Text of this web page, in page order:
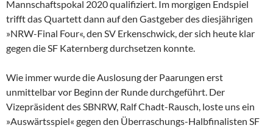
Mannschaftspokal 2020 qualifiziert. Im morgigen Endspiel
trifft das Quartett dann auf den Gastgeber des diesjährigen
»NRW-Final Four«, den SV Erkenschwick, der sich heute klar
gegen die SF Katernberg durchsetzen konnte.
Wie immer wurde die Auslosung der Paarungen erst
unmittelbar vor Beginn der Runde durchgeführt. Der
Vizepräsident des SBNRW, Ralf Chadt-Rausch, loste uns ein
»Auswärtsspiel« gegen den Überraschungs-Halbfinalisten SF